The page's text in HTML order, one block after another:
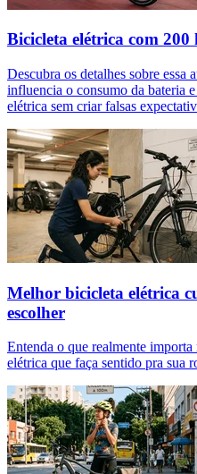
Bicicleta elétrica com
Descubra os detalhes sobre essa
influencia o consumo da bateria
elétrica sem criar falsas
Melhor bicicleta elétrica
escolher
Entenda o que realmente
elétrica que faça sentido pra sua